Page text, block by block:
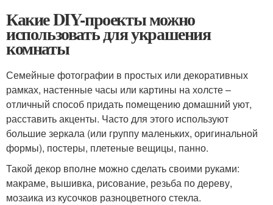
Какие DIY-проекты можно
использовать для украшения
комнаты
Семейные фотографии в простых или декоративных
рамках, настенные часы или картины на холсте –
отличный способ придать помещению домашний уют,
расставить акценты. Часто для этого используют
большие зеркала (или группу маленьких, оригинальной
формы), постеры, плетеные вещицы, панно.
Такой декор вполне можно сделать своими руками:
макраме, вышивка, рисование, резьба по дереву,
мозаика из кусочков разноцветного стекла.